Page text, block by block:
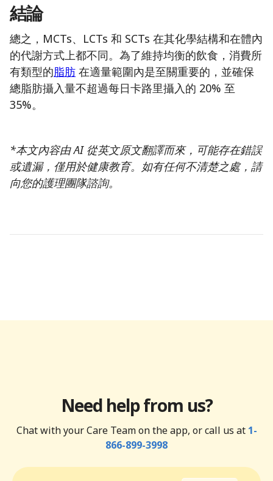
結論
總之，MCTs、LCTs 和 SCTs 在其化學結構和在體內
的代謝方式上都不同。為了維持均衡的飲食，消費所
有類型的脂肪 在適量範圍內是至關重要的，並確保
總脂肪攝入量不超過每日卡路里攝入的 20% 至
35%。
*本文內容由 AI 從英文原文翻譯而來，可能存在錯誤
或遺漏，僅用於健康教育。如有任何不清楚之處，請
向您的護理團隊諮詢。
Need help from us?
Chat with your Care Team on the app, or call us at 1-
866-899-3998